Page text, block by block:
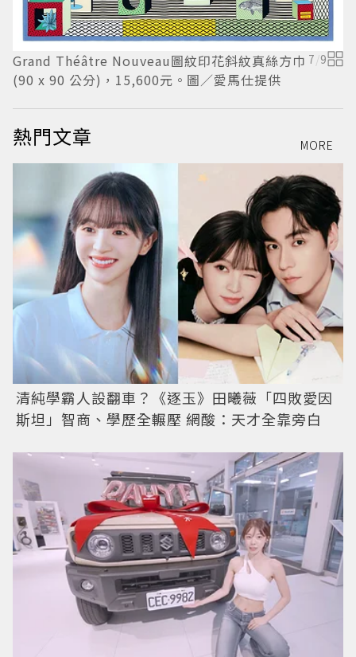
Grand Théâtre Nouveau圖紋印花斜紋真絲方巾
(90 x 90 公分)，15,600元。圖／愛馬仕提供
7/9
熱門文章 MORE
清純學霸人設翻車？《逐玉》田曦薇「四敗愛因
斯坦」智商、學歷全輾壓 網酸：天才全靠旁白